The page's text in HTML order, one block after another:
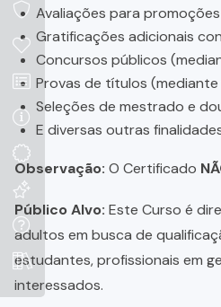
Avaliações para
Gratificações adicionais
Concursos públicos
Provas de títulos
Seleções de mestrado e
E diversas outras
Observação: O Certificado
Público Alvo: Este Curso é
adultos em busca de
estudantes, profissionais em
interessados.